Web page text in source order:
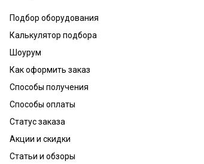
Подбор оборудования
Калькулятор подбора
Шоурум
Как оформить заказ
Способы получения
Способы оплаты
Статус заказа
Акции и скидки
Статьи и обзоры